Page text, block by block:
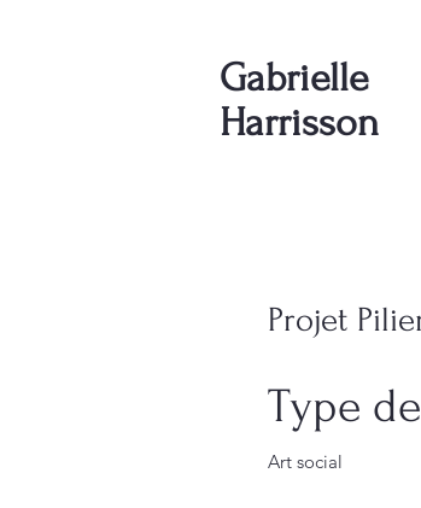
Gabrielle
Harrisson
Projet
Type
Art social